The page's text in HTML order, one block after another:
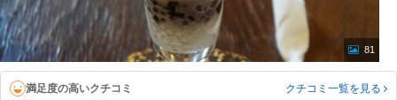
81
満足度の高いクチコミ クチコミ一覧を見る